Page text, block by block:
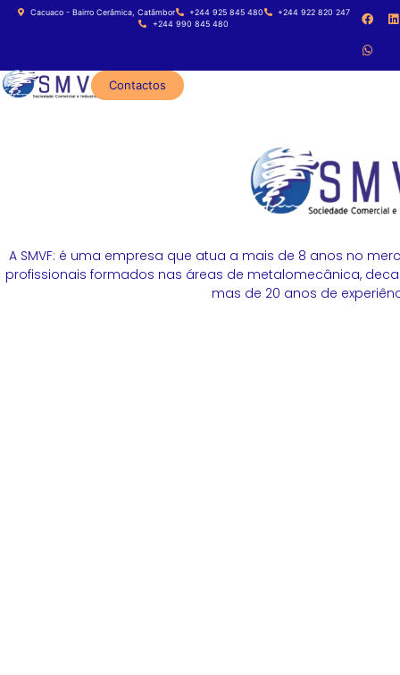
Cacuaco - Bairro Cerâmica, Catâmbor +244 925 845 480
+244 922 820 247
+244 990 845 480
Contactos
A SMVF: é uma empresa que atua a mais de 8 anos no
profissionais formados nas áreas de metalomecânica,
mas de 20 anos de